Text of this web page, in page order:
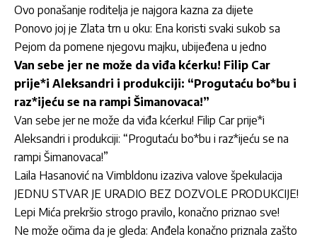
Ovo ponašanje roditelja je najgora kazna za dijete
Ponovo joj je Zlata trn u oku: Ena koristi svaki sukob sa
Pejom da pomene njegovu majku, ubijeđena u jedno
Van sebe jer ne može da viđa kćerku! Filip Car
prije*i Aleksandri i produkciji: “Progutaću bo*bu i
raz*ijeću se na rampi Šimanovaca!”
Van sebe jer ne može da viđa kćerku! Filip Car prije*i
Aleksandri i produkciji: “Progutaću bo*bu i raz*ijeću se na
rampi Šimanovaca!”
Laila Hasanović na Vimbldonu izaziva valove špekulacija
JEDNU STVAR JE URADIO BEZ DOZVOLE PRODUKCIJE!
Lepi Mića prekršio strogo pravilo, konačno priznao sve!
Ne može očima da je gleda: Anđela konačno priznala zašto